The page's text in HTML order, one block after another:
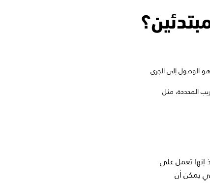
هو الوصول إلى الجري
التدريب المحددة، مثل
إنها تعمل على
يمكن أن